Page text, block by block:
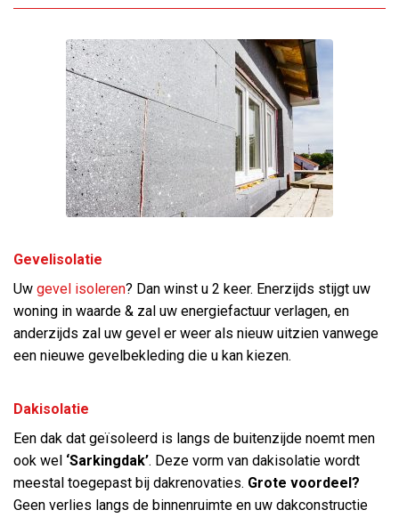
Gevelisolatie
Uw gevel isoleren? Dan winst u 2 keer. Enerzijds stijgt uw
woning in waarde & zal uw energiefactuur verlagen, en
anderzijds zal uw gevel er weer als nieuw uitzien vanwege
een nieuwe gevelbekleding die u kan kiezen.
Dakisolatie
Een dak dat geïsoleerd is langs de buitenzijde noemt men
ook wel ‘Sarkingdak’. Deze vorm van dakisolatie wordt
meestal toegepast bij dakrenovaties. Grote voordeel?
Geen verlies langs de binnenruimte en uw dakconstructie